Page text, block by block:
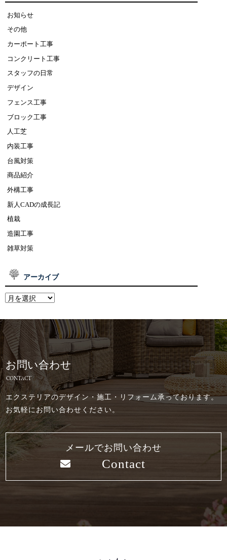
お知らせ
その他
カーポート工事
コンクリート工事
スタッフの日常
デザイン
フェンス工事
ブロック工事
人工芝
内装工事
台風対策
商品紹介
外構工事
新人CADの成長記
植栽
造園工事
雑草対策
アーカイブ
お問い合わせ
CONTACT
エクステリアのデザイン・施工・リフォーム承っております。
お気軽にお問い合わせください。
メールでお問い合わせ
Contact